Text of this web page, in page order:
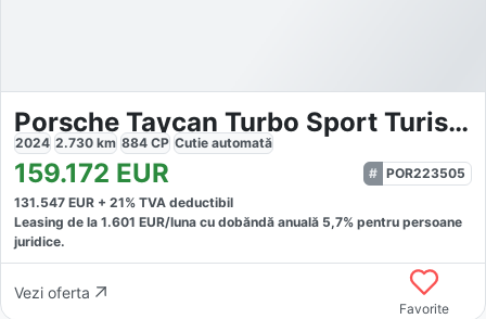
Porsche Taycan Turbo Sport Turismo
2024 2.730 km 884 CP Cutie automată
159.172 EUR
POR223505
131.547 EUR + 21% TVA deductibil
Leasing de la 1.601 EUR/luna cu dobăndă anuală 5,7% pentru persoane
juridice.
Vezi oferta
Favorite